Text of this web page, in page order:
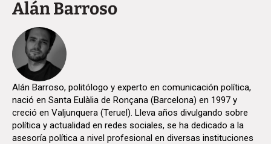
Alán Barroso
Alán Barroso, politólogo y experto en comunicación política,
nació en Santa Eulàlia de Ronçana (Barcelona) en 1997 y
creció en Valjunquera (Teruel). Lleva años divulgando sobre
política y actualidad en redes sociales, se ha dedicado a la
asesoría política a nivel profesional en diversas instituciones